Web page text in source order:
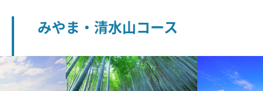
みやま・清水山コース